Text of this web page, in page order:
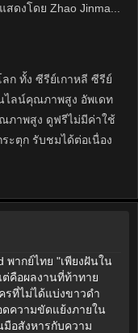
ดงโดย Zhao Jinma...
ก ทั้ง ซีรีย์เกาหลี ซีรีย์
ไลน์คุณภาพสูง อัพเดท
ภาพสูง ดูฟรีไม่มีค่าใช้
ะตุก รับชมได้ต่อเนื่อง
พากย์ไทย "เพียงฝันใน
คือผลงานที่ท้าทาย
รที่ไม่ได้แบ่งขาวดำ
ดความขัดแย้งภายใน
มือสังหารกับความ